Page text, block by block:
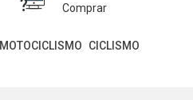
Comprar
MOTOCICLISMO CICLISMO